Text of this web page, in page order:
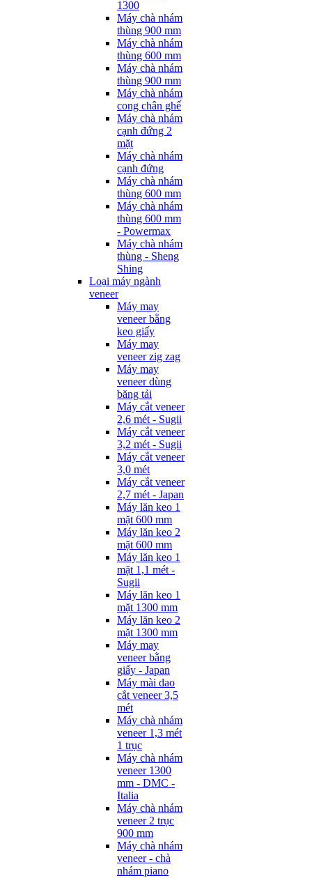
1300
Máy chà nhám
thùng 900 mm
Máy chà nhám
thùng 600 mm
Máy chà nhám
thùng 900 mm
Máy chà nhám
cong chân ghế
Máy chà nhám
cạnh đứng 2
mặt
Máy chà nhám
cạnh đứng
Máy chà nhám
thùng 600 mm
Máy chà nhám
thùng 600 mm
- Powermax
Máy chà nhám
thùng - Sheng
Shing
Loại máy ngành
veneer
Máy may
veneer bằng
keo giấy
Máy may
veneer zig zag
Máy may
veneer dùng
băng tải
Máy cắt veneer
2,6 mét - Sugii
Máy cắt veneer
3,2 mét - Sugii
Máy cắt veneer
3,0 mét
Máy cắt veneer
2,7 mét - Japan
Máy lăn keo 1
mặt 600 mm
Máy lăn keo 2
mặt 600 mm
Máy lăn keo 1
mặt 1,1 mét -
Sugii
Máy lăn keo 1
mặt 1300 mm
Máy lăn keo 2
mặt 1300 mm
Máy may
veneer bằng
giấy - Japan
Máy mài dao
cắt veneer 3,5
mét
Máy chà nhám
veneer 1,3 mét
1 trục
Máy chà nhám
veneer 1300
mm - DMC -
Italia
Máy chà nhám
veneer 2 trục
900 mm
Máy chà nhám
veneer - chà
nhám piano